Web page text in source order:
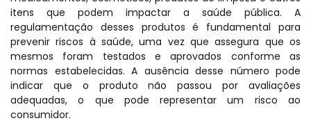
itens que podem impactar a saúde pública. A
regulamentação desses produtos é fundamental para
prevenir riscos à saúde, uma vez que assegura que os
mesmos foram testados e aprovados conforme as
normas estabelecidas. A ausência desse número pode
indicar que o produto não passou por avaliações
adequadas, o que pode representar um risco ao
consumidor.